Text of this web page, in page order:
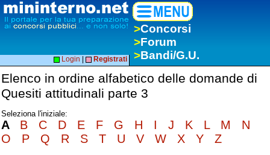
>Concorsi
>Forum
>Bandi/G.U.
Login Registrati
Elenco in ordine alfabetico delle domande di
Quesiti attitudinali parte 3
Seleziona l'iniziale:
A B C D E F G H I J K L M
N
O
P Q R S T U V W X Y Z